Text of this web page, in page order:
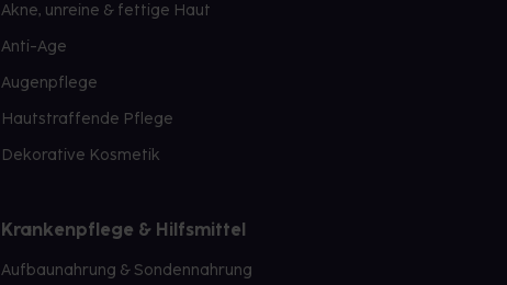
Akne, unreine & fettige Haut
Anti-Age
Augenpflege
Hautstraffende Pflege
Dekorative Kosmetik
Krankenpflege & Hilfsmittel
Aufbaunahrung & Sondennahrung